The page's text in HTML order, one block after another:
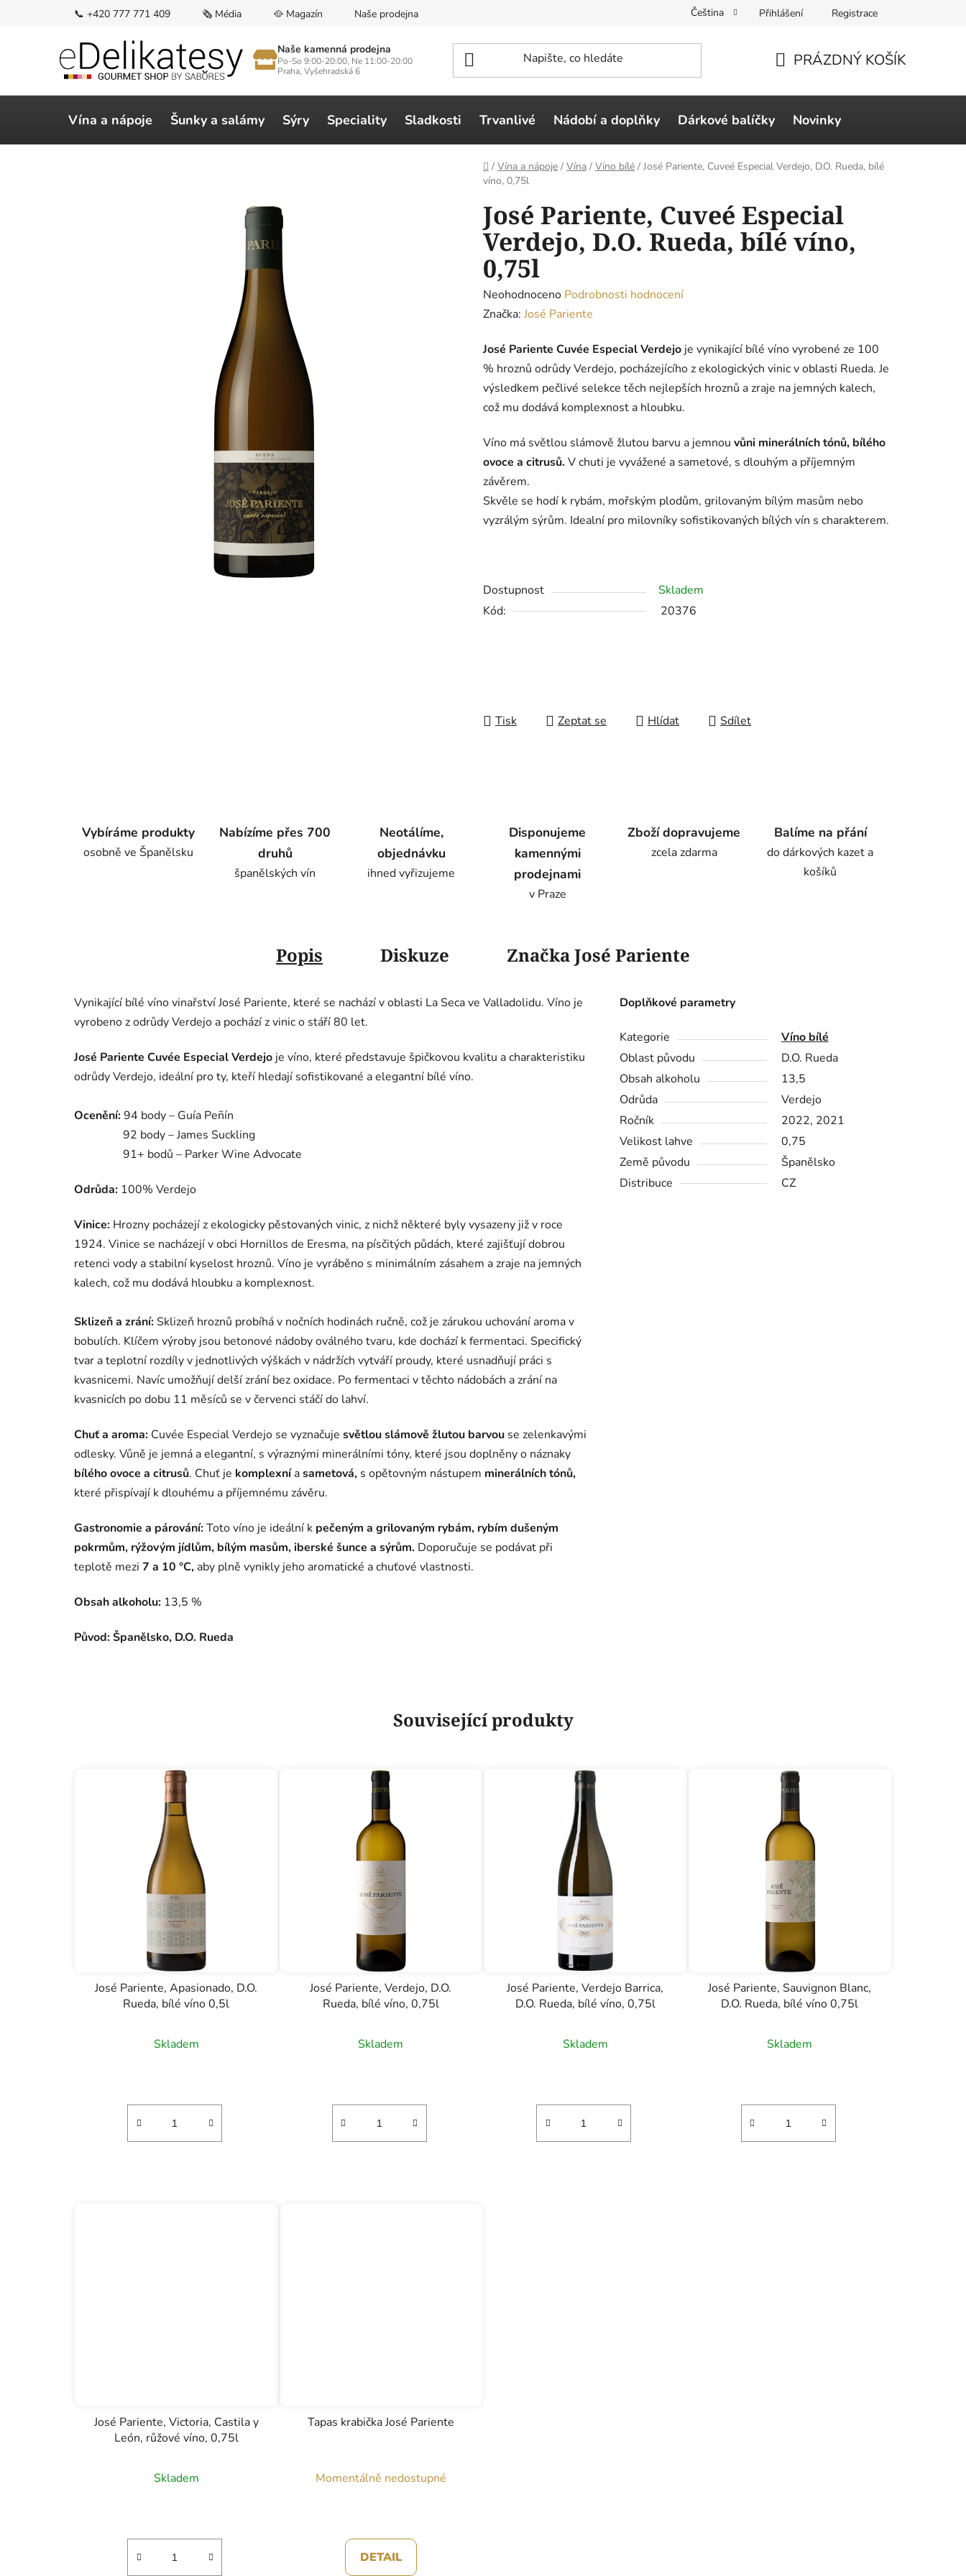
📞 +420 777 771 409 🗞️ Média 🥘 Magazín Naše prodejna Čeština Přihlášení Registrace
Naše kamenná prodejna
Po-So 9:00-20:00, Ne 11:00-20:00
Praha, Vyšehradská 6
KOŠÍK
PRÁZDNÝ KOŠÍK
Vína a nápoje Šunky a salámy Sýry Speciality Sladkosti Trvanlivé Nádobí a doplňky Dárkové balíčky Novinky
Domů
/ Vína a nápoje / Vína / Víno bílé / José Pariente, Cuveé Especial Verdejo, D.O. Rueda, bílé
víno, 0,75l
José Pariente, Cuveé Especial
Verdejo, D.O. Rueda, bílé víno,
0,75l
Průměrné
hodnocení
je
0,0
z
5
Neohodnoceno Podrobnosti hodnocení
Značka: José Pariente
José Pariente Cuvée EspecialVerdejo je vynikající bílé vínovyrobené ze 100
% hroznů odrůdyVerdejo, pocházejícíhozekologických vinicvoblasti Rueda. Je
výsledkem pečlivé selekce těch nejlepších hroznů azraje na jemných kalech,
což mu dodává komplexnost a hloubku.
Víno má světlou slámově žlutou barvu a jemnou vůni minerálníchtónů, bílého
ovoce a citrusů. Vchuti je vyvážené a sametové, s dlouhým a příjemným
závěrem.
Skvěle se hodí k rybám, mořským plodům, grilovaným bílým masům nebo
vyzrálým sýrům. Idealní pro milovníky sofistikovaných bílých vín s charakterem.
Dostupnost
Skladem
Kód:
20376
Tisk Zeptat se Hlídat Sdílet
Vybíráme produkty
osobně ve Španělsku
Nabízíme přes 700
druhů
španělských vín
Neotálíme,
objednávku
ihned vyřizujeme
Disponujeme
kamennými
prodejnami
v Praze
Zboží dopravujeme
zcela zdarma
Balíme na přání
do dárkových kazet a
košíků
Popis Diskuze ZnačkaJosé Pariente
Vynikající bílé víno vinařství José Pariente, které se nachází v oblasti La Seca ve Valladolidu. Víno je
vyrobeno z odrůdy Verdejo a pochází z vinic o stáří 80 let.
José Pariente Cuvée EspecialVerdejo je víno, které představuje špičkovou kvalitu acharakteristiku
odrůdyVerdejo, ideální proty, kteří hledají sofistikované aelegantní bílé víno.
Ocenění:94 body– Guía Peñín
92 body–James Suckling
91+ bodů – ParkerWine Advocate
Odrůda: 100% Verdejo
Vinice: Hrozny pocházejízekologicky pěstovaných vinic, z nichž některé bylyvysazeny jižv roce
1924. Vinice se nacházejívobci Hornillos de Eresma, na písčitých půdách, které zajišťujídobrou
retenci vody a stabilní kyselost hroznů. Víno je vyráběno s minimálním zásahem azraje na jemných
kalech, což mu dodává hloubku a komplexnost.
Sklizeň a zrání:Sklizeň hroznů probíhá v nočních hodinách ručně, což je zárukou uchování aroma v
bobulích. Klíčem výroby jsou betonové nádoby oválného tvaru, kde dochází k fermentaci. Specifický
tvar a teplotní rozdíly v jednotlivých výškách v nádržích vytváří proudy, které usnadňují práci s
kvasnicemi. Navíc umožňují delší zrání bez oxidace. Po fermentaci v těchto nádobách a zrání na
kvasnicích po dobu 11 měsíců se v červenci stáčí do lahví.
Chuť a aroma: Cuvée EspecialVerdejo se vyznačuje světlouslámově žlutou barvou se zelenkavými
odlesky. Vůně je jemná aelegantní, s výraznými minerálními tóny, které jsou doplněnyo náznaky
bíléhoovoce a citrusů. Chuť je komplexní asametová, s opětovným nástupem minerálníchtónů,
které přispívají kdlouhému a příjemnému závěru.
Gastronomie a párování:Totovíno je ideální k pečeným a grilovaným rybám, rybím dušeným
pokrmům, rýžovým jídlům, bílým masům,iberské šunce a sýrům. Doporučuje se podávat při
teplotě mezi 7 a 10 °C, aby plně vynikly jeho aromatické achuťové vlastnosti.
Obsah alkoholu: 13,5 %
Původ:Španělsko, D.O. Rueda
Doplňkové parametry
Kategorie
Víno bílé
Oblast původu
D.O. Rueda
Obsah alkoholu
13,5
Odrůda
Verdejo
Ročník
2022, 2021
Velikost lahve
0,75
Země původu
Španělsko
Distribuce
CZ
Související produkty
José Pariente, Apasionado, D.O.
Rueda, bílé víno 0,5l
Skladem
José Pariente, Verdejo, D.O.
Rueda, bílé víno, 0,75l
Skladem
José Pariente, Verdejo Barrica,
D.O. Rueda, bílé víno, 0,75l
Skladem
José Pariente, Sauvignon Blanc,
D.O. Rueda, bílé víno 0,75l
Skladem
José Pariente, Victoria, Castila y
León, růžové víno, 0,75l
Skladem
Tapas krabička José Pariente
Momentálně nedostupné
DETAIL